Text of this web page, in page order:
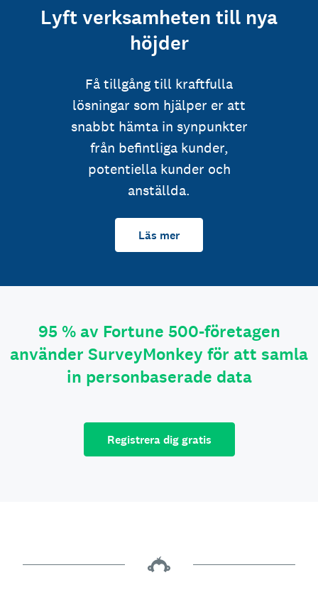
Lyft verksamheten till nya
höjder
Få tillgång till kraftfulla
lösningar som hjälper er att
snabbt hämta in synpunkter
från befintliga kunder,
potentiella kunder och
anställda.
Läs mer
95 % av Fortune 500-företagen
använder SurveyMonkey för att samla
in personbaserade data
Registrera dig gratis